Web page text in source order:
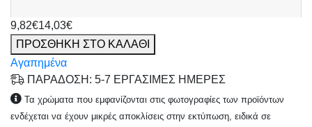
9,82€14,03€
ΠΡΟΣΘΗΚΗ ΣΤΟ ΚΑΛΑΘΙ
Αγαπημένα
ΠΑΡΑΔΟΣΗ: 5-7 ΕΡΓΑΣΙΜΕΣ ΗΜΕΡΕΣ
Τα χρώματα που εμφανίζονται στις φωτογραφίες των προϊόντων
ενδέχεται να έχουν μικρές αποκλίσεις στην εκτύπωση, ειδικά σε